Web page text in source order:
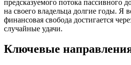
предсказуемого потока пассивного
на своего владельца долгие годы. Я
финансовая свобода достигается
случайные удачи.
Ключевые